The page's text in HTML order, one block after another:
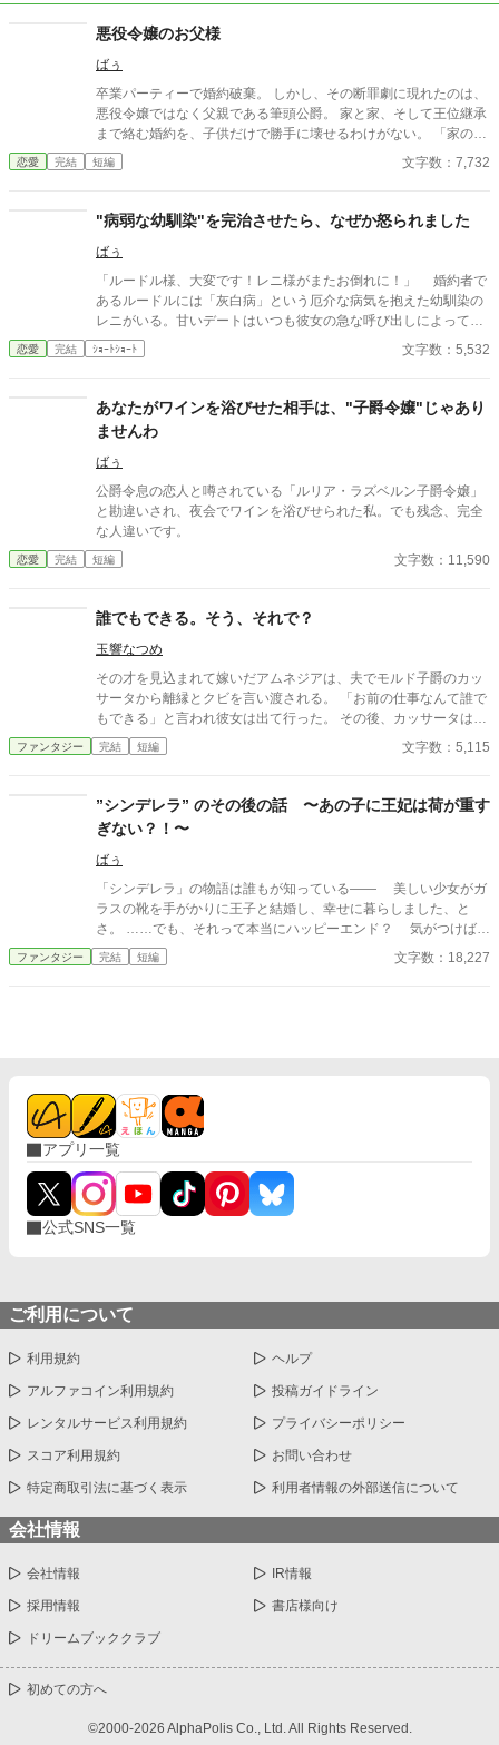
悪役令嬢のお父様
ばぅ
卒業パーティーで婚約破棄。 しかし、その断罪劇に現れたのは、
悪役令嬢ではなく父親である筆頭公爵。 家と家、そして王位継承
まで絡む婚約を、子供だけで勝手に壊せるわけがない。 「家の話
であれば、私を通していただこうか」 その一言で、恋に酔った王
太子の“物語”は終わりを告げて――！？ これは、婚約破棄を現実
話。
恋愛 完結 短編 文字数：7,732
"病弱な幼馴染"を完治させたら、なぜか怒られました
ばぅ
「ルードル様、大変です！レニ様がまたお倒れに！」 婚約者で
あるルードルには「灰白病」という厄介な病気を抱えた幼馴染の
レニがいる。甘いデートはいつも彼女の急な呼び出しによって邪
魔され、その度フラウはずっと我慢を強いられていた。しかし、
フラウはただの令嬢ではなく、薬師でもあるのだ。ある日つい
きや、幼馴染は再び倒れる。 そこでフラウは、ある作戦を実行
することにした――。
恋愛 完結 ｼｮｰﾄｼｮｰﾄ 文字数：5,532
あなたがワインを浴びせた相手は、"子爵令嬢"じゃあり
ませんわ
ばぅ
公爵令息の恋人と噂されている「ルリア・ラズベルン子爵令嬢」
と勘違いされ、夜会でワインを浴びせられた私。でも残念、完全
な人違いです。
恋愛 完結 短編 文字数：11,590
誰でもできる。そう、それで？
玉響なつめ
その才を見込まれて嫁いだアムネジアは、夫でモルド子爵のカッ
サータから離縁とクビを言い渡される。 「お前の仕事なんて誰で
もできる」と言われ彼女は出て行った。 その後、カッサータはど
うなったのか？ ※小説家になろう・カクヨムでも公開しています
ファンタジー 完結 短編 文字数：5,115
”シンデレラ” のその後の話 〜あの子に王妃は荷が重す
ぎない？！〜
ばぅ
「シンデレラ」の物語は誰もが知っている—— 美しい少女がガ
ラスの靴を手がかりに王子と結婚し、幸せに暮らしました、と
さ。 ……でも、それって本当にハッピーエンド？ 気がつけば、
私は義理の姉としてこの物語の中に転生していた。しかも、シン
デレラを散々いびった舞踏会の夜の直後。手遅れ感満載。 この
義理姉のドタバタ救出劇が今、幕を開ける！ 果たして本当のハッ
ピーエンドはどこにあるのか——！？
ファンタジー 完結 短編 文字数：18,227
アプリ一覧
公式SNS一覧
ご利用について
利用規約 ヘルプ
アルファコイン利用規約 投稿ガイドライン
レンタルサービス利用規約 プライバシーポリシー
スコア利用規約 お問い合わせ
特定商取引法に基づく表示 利用者情報の外部送信について
会社情報
会社情報 IR情報
採用情報 書店様向け
ドリームブッククラブ
初めての方へ
©2000-2026 AlphaPolis Co., Ltd. All Rights Reserved.